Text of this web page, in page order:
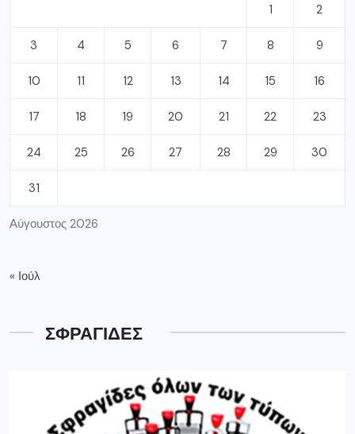
Αύγουστος 2026
1 2
3 4 5 6 7 8 9
10 11 12 13 14 15 16
17 18 19 20 21 22 23
24 25 26 27 28 29 30
31
« Ιούλ
ΣΦΡΑΓΙΔΕΣ